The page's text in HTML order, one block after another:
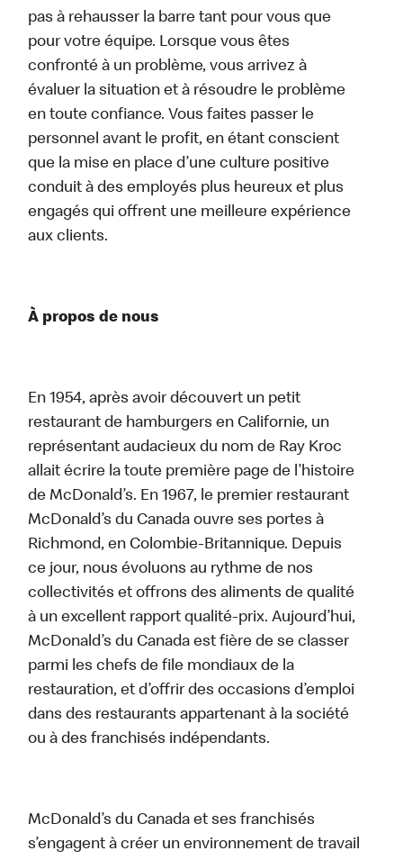
pas à rehausser la barre tant pour vous que
pour votre équipe. Lorsque vous êtes
confronté à un problème, vous arrivez à
évaluer la situation et à résoudre le problème
en toute confiance. Vous faites passer le
personnel avant le profit, en étant conscient
que la mise en place d’une culture positive
conduit à des employés plus heureux et plus
engagés qui offrent une meilleure expérience
aux clients.
À propos de nous
En 1954, après avoir découvert un petit
restaurant de hamburgers en Californie, un
représentant audacieux du nom de Ray Kroc
allait écrire la toute première page de l’histoire
de McDonald’s. En 1967, le premier restaurant
McDonald’s du Canada ouvre ses portes à
Richmond, en Colombie-Britannique. Depuis
ce jour, nous évoluons au rythme de nos
collectivités et offrons des aliments de qualité
à un excellent rapport qualité-prix. Aujourd’hui,
McDonald’s du Canada est fière de se classer
parmi les chefs de file mondiaux de la
restauration, et d’offrir des occasions d’emploi
dans des restaurants appartenant à la société
ou à des franchisés indépendants.
McDonald’s du Canada et ses franchisés
s’engagent à créer un environnement de travail